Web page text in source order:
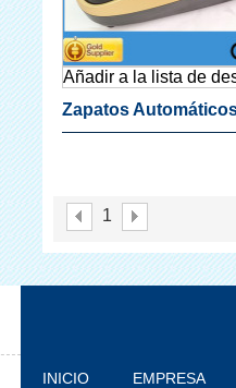
Añadir a la lista de
Zapatos
1
INICIO EMPRESA